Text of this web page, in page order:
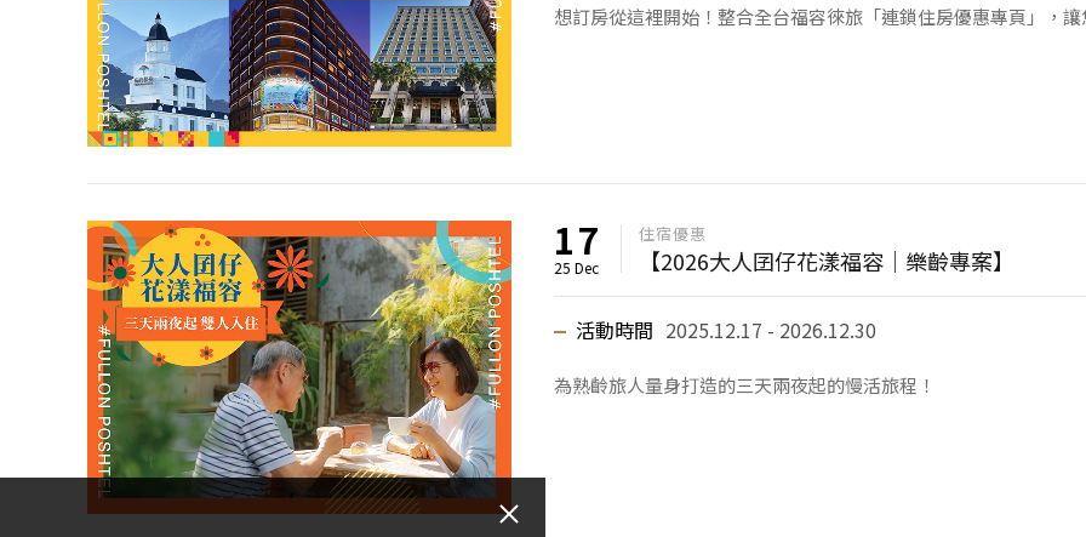
想訂房從這裡開始！整合全台福容徠旅「連鎖住房優惠專頁」，讓
17
25 Dec
住宿優惠
【2026大人囝仔花漾福容｜樂齡專案】
活動時間 2025.12.17 - 2026.12.30
為熟齡旅人量身打造的三天兩夜起的慢活旅程！